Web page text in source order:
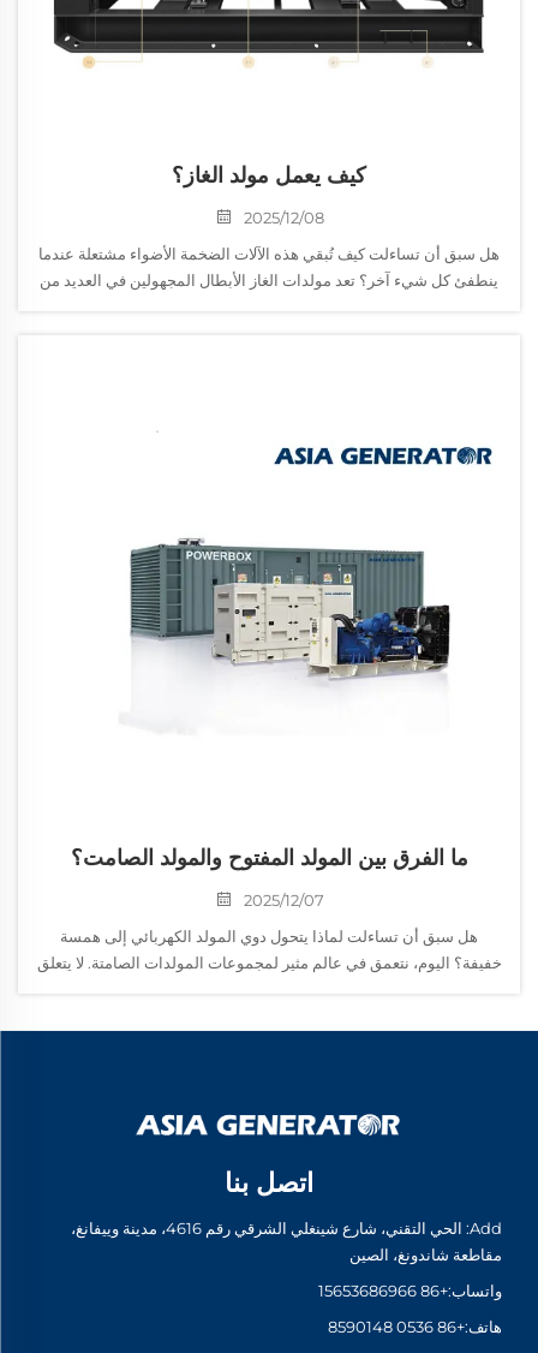
كيف يعمل مولد الغاز؟
2025/12/08
هل سبق أن تساءلت كيف تُبقي هذه الآلات الضخمة الأضواء مشتعلة عندما
ينطفئ كل شيء آخر؟ تعد مولدات الغاز الأبطال المجهولين في العديد من
ما الفرق بين المولد المفتوح والمولد الصامت؟
2025/12/07
هل سبق أن تساءلت لماذا يتحول دوي المولد الكهربائي إلى همسة
خفيفة؟ اليوم، نتعمق في عالم مثير لمجموعات المولدات الصامتة. لا يتعلق
اتصل بنا
Add: الحي التقني، شارع شينغلي الشرقي رقم 4616، مدينة وييفانغ،
مقاطعة شاندونغ، الصين
واتساب:+86 15653686966
هاتف:+86 0536 8590148